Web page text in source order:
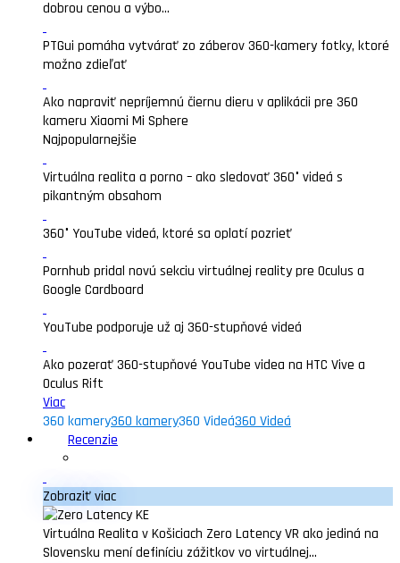
dobrou cenou a výbo...
PTGui pomáha vytvárať zo záberov 360-kamery fotky, ktoré
možno zdieľať
Ako napraviť nepríjemnú čiernu dieru v aplikácii pre 360
kameru Xiaomi Mi Sphere
Najpopularnejšie
Virtuálna realita a porno – ako sledovať 360° videá s
pikantným obsahom
360° YouTube videá, ktoré sa oplatí pozrieť
Pornhub pridal novú sekciu virtuálnej reality pre Oculus a
Google Cardboard
YouTube podporuje už aj 360-stupňové videá
Ako pozerať 360-stupňové YouTube videa na HTC Vive a
Oculus Rift
Viac
360 kamery360 kamery360 Videá360 Videá
Recenzie
Zobraziť viac
Virtuálna Realita v Košiciach Zero Latency VR ako jediná na
Slovensku mení definíciu zážitkov vo virtuálnej...